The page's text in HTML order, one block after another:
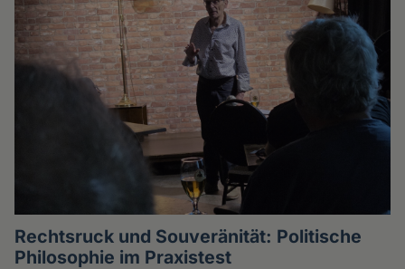
Rechtsruck und Souveränität: Politische
Philosophie im Praxistest